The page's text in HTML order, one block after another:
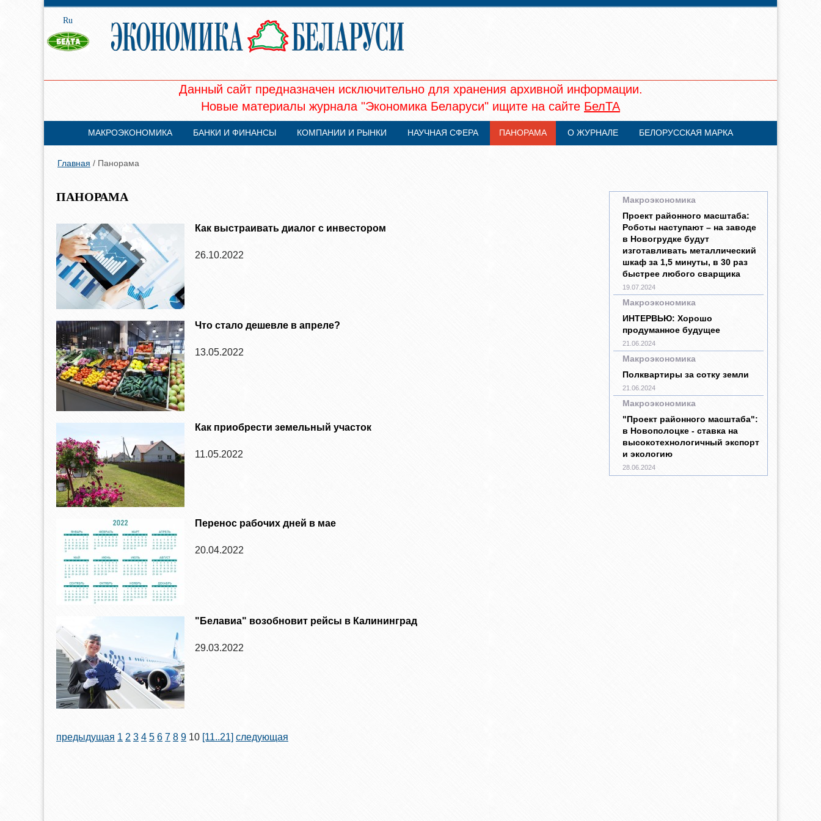
Ru
Данный сайт предназначен исключительно для хранения архивной информации.
Новые материалы журнала "Экономика Беларуси" ищите на сайте БелТА
МАКРОЭКОНОМИКА БАНКИ И ФИНАНСЫ КОМПАНИИ И РЫНКИ НАУЧНАЯ СФЕРА ПАНОРАМА О ЖУРНАЛЕ БЕЛОРУССКАЯ МАРКА
Главная / Панорама
ПАНОРАМА
Как выстраивать диалог с инвестором
26.10.2022
Что стало дешевле в апреле?
13.05.2022
Как приобрести земельный участок
11.05.2022
Перенос рабочих дней в мае
20.04.2022
"Белавиа" возобновит рейсы в Калининград
29.03.2022
предыдущая 1 2 3 4 5 6 7 8 9 10 [11..21] следующая
Макроэкономика
Проект районного масштаба:
Роботы наступают – на заводе
в Новогрудке будут
изготавливать металлический
шкаф за 1,5 минуты, в 30 раз
быстрее любого сварщика
19.07.2024
Макроэкономика
ИНТЕРВЬЮ: Хорошо
продуманное будущее
21.06.2024
Макроэкономика
Полквартиры за сотку земли
21.06.2024
Макроэкономика
"Проект районного масштаба":
в Новополоцке - ставка на
высокотехнологичный экспорт
и экологию
28.06.2024